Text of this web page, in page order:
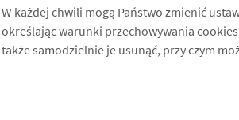
W każdej chwili mogą Państwo zmienić
określając warunki przechowywania
także samodzielnie je usunąć, przy czym